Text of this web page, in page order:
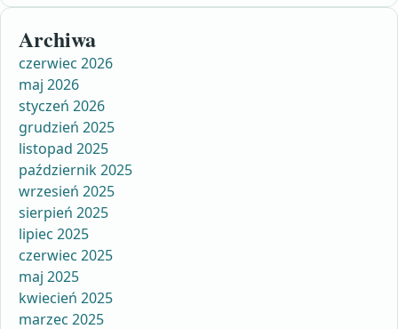
Archiwa
czerwiec 2026
maj 2026
styczeń 2026
grudzień 2025
listopad 2025
październik 2025
wrzesień 2025
sierpień 2025
lipiec 2025
czerwiec 2025
maj 2025
kwiecień 2025
marzec 2025